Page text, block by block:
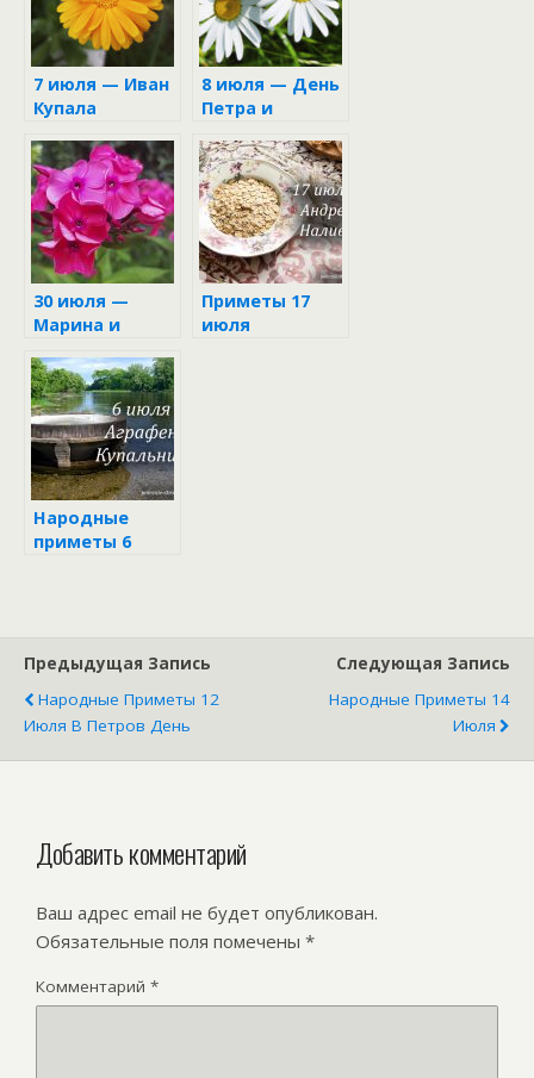
7 июля — Иван
Купала
8 июля — День
Петра и
30 июля —
Марина и
Приметы 17
июля
Народные
приметы 6
Предыдущая Запись
Народные Приметы 12
Июля В Петров День
Следующая Запись
Народные Приметы 14
Июля
Добавить комментарий
Ваш адрес email не будет опубликован.
Обязательные поля помечены *
Комментарий *